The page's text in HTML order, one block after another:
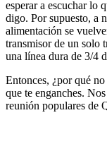
esperar a escuchar lo
digo. Por supuesto, a
alimentación se
transmisor de un solo
una línea dura de 3/4
Entonces, ¿por qué
que te enganches.
reunión populares de